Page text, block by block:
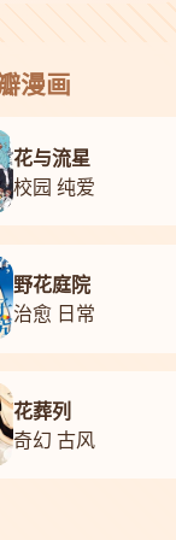
漫画
花与流星
校园 纯爱
野花庭院
治愈 日常
花葬列
奇幻 古风